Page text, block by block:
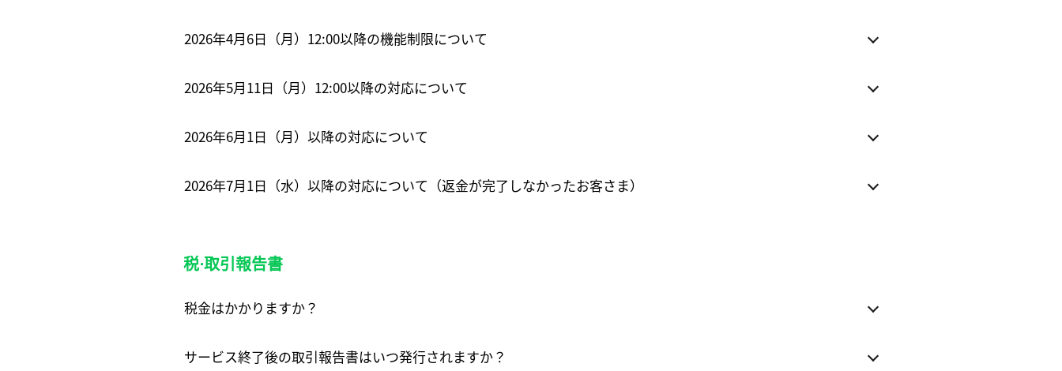
2026年4月6日（月）12:00以降の機能制限について
2026年5月11日（月）12:00以降の対応について
2026年6月1日（月）以降の対応について
2026年7月1日（水）以降の対応について（返金が完了しなかったお客さま）
税⋅取引報告書
税金はかかりますか？
サービス終了後の取引報告書はいつ発行されますか？
リンクをコピーしました
確認